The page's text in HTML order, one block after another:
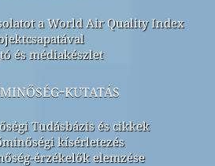
a World Air Quality Index
és médiakészlet
kutatás
Tudásbázis és cikkek
kísérletezés
érzékelők elemzése